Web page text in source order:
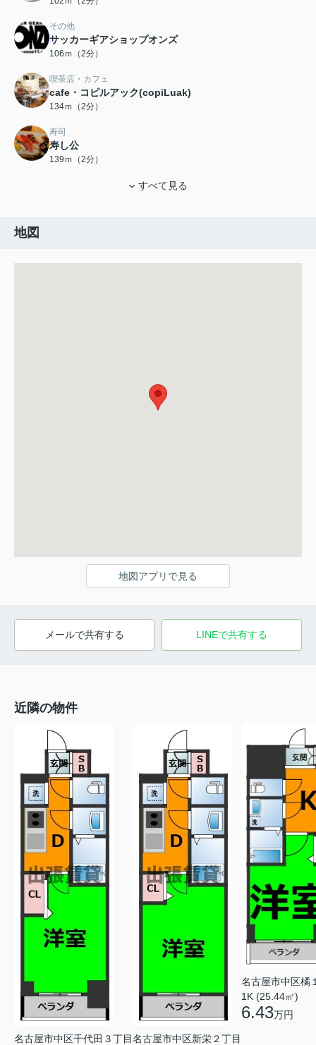
その他
サッカーギアショップオンズ
106ｍ（2分）
喫茶店・カフェ
cafe・コピルアック(copiLuak)
134ｍ（2分）
寿司
寿し公
139ｍ（2分）
すべて見る
地図
地図アプリで見る
メールで共有する LINEで共有する
近隣の物件
名古屋市中区千代田３丁目名古屋市中区新栄２丁目
名古屋市中区橘
1K (25.44㎡)
6.43万円